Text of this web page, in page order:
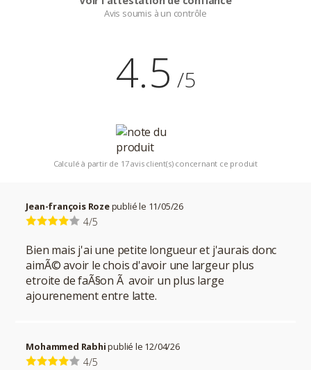
Avis soumis à un contrôle
4.5 /5
Calculé à partir de 17 avis client(s) concernant ce produit
Jean-françois Rozepublié le 11/05/26
4/5
Bien mais j'ai une petite longueur et j'aurais donc
aimÃ© avoir le chois d'avoir une largeur plus
etroite de faÃ§on Ã avoir un plus large
ajourenement entre latte.
Mohammed Rabhipublié le 12/04/26
4/5